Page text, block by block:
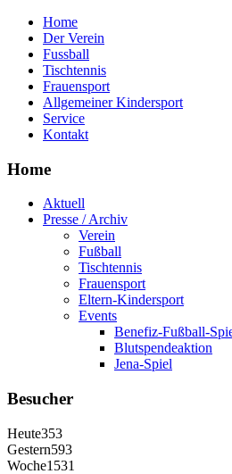
Home
Der Verein
Fussball
Tischtennis
Frauensport
Allgemeiner Kindersport
Service
Kontakt
Home
Aktuell
Presse / Archiv
Verein
Fußball
Tischtennis
Frauensport
Eltern-Kindersport
Events
Benefiz-Fußball-
Blutspendeaktion
Jena-Spiel
Besucher
Heute353
Gestern593
Woche1531